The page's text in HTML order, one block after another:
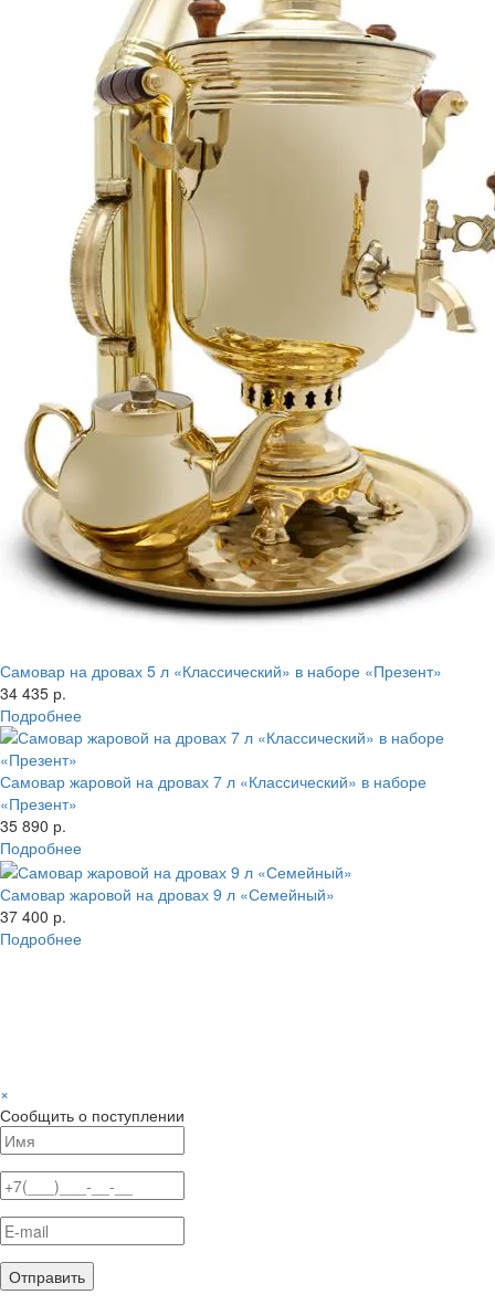
Самовар на дровах 5 л «Классический» в наборе «Презент»
34 435 р.
Подробнее
Самовар жаровой на дровах 7 л «Классический» в наборе
«Презент»
35 890 р.
Подробнее
Самовар жаровой на дровах 9 л «Семейный»
37 400 р.
Подробнее
×
Сообщить о поступлении